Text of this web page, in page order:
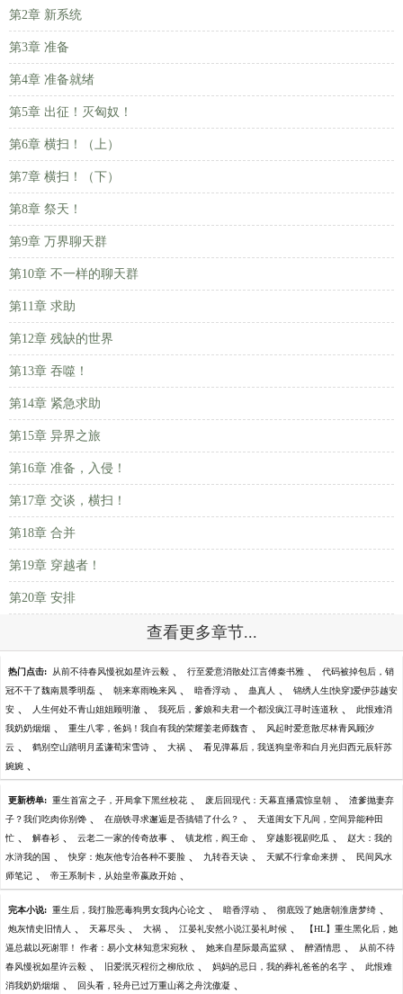
第2章 新系统
第3章 准备
第4章 准备就绪
第5章 出征！灭匈奴！
第6章 横扫！（上）
第7章 横扫！（下）
第8章 祭天！
第9章 万界聊天群
第10章 不一样的聊天群
第11章 求助
第12章 残缺的世界
第13章 吞噬！
第14章 紧急求助
第15章 异界之旅
第16章 准备，入侵！
第17章 交谈，横扫！
第18章 合并
第19章 穿越者！
第20章 安排
查看更多章节...
热门点击: 从前不待春风慢祝如星许云毅 、 行至爱意消散处江言傅秦书雅 、 代码被掉包后，销
冠不干了魏南晨季明磊 、 朝来寒雨晚来风 、 暗香浮动 、 蛊真人 、 锦绣人生[快穿]爱伊莎越安
安 、 人生何处不青山姐姐顾明澈 、 我死后，爹娘和夫君一个都没疯江寻时连道秋 、 此恨难消
我奶奶烟烟 、 重生八零，爸妈！我自有我的荣耀姜老师魏杳 、 风起时爱意散尽林青风顾汐
云 、 鹤别空山踏明月孟谦荀宋雪诗 、 大祸 、 看见弹幕后，我送狗皇帝和白月光归西元辰轩苏
婉婉 、
更新榜单: 重生首富之子，开局拿下黑丝校花 、 废后回现代：天幕直播震惊皇朝 、 渣爹抛妻弃
子？我们吃肉你别馋 、 在崩铁寻求邂逅是否搞错了什么？ 、 天道闺女下凡间，空间异能种田
忙 、 解春衫 、 云老二一家的传奇故事 、 镇龙棺，阎王命 、 穿越影视剧吃瓜 、 赵大：我的
水浒我的国 、 快穿：炮灰他专治各种不要脸 、 九转吞天诀 、 天赋不行拿命来拼 、 民间风水
师笔记 、 帝王系制卡，从始皇帝嬴政开始 、
完本小说: 重生后，我打脸恶毒狗男女我内心论文 、 暗香浮动 、 彻底毁了她唐朝淮唐梦绮 、
炮灰情史旧情人 、 天幕尽头 、 大祸 、 江晏礼安然小说江晏礼时候 、 【HL】重生黑化后，她
逼总裁以死谢罪！ 作者：易小文林知意宋宛秋 、 她来自星际最高监狱 、 醉酒情思 、 从前不待
春风慢祝如星许云毅 、 旧爱泯灭程衍之柳欣欣 、 妈妈的忌日，我的葬礼爸爸的名字 、 此恨难
消我奶奶烟烟 、 回头看，轻舟已过万重山蒋之舟沈傲凝 、